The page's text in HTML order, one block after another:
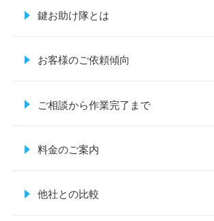
鍵お助け隊とは
お客様のご依頼傾向
ご相談から作業完了まで
料金のご案内
他社との比較